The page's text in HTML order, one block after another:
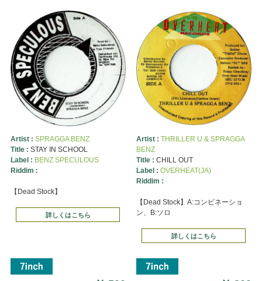
Artist : SPRAGGA BENZ
Title : STAY IN SCHOOL
Label : BENZ SPECULOUS
Riddim :
【Dead Stock】
詳しくはこちら
Artist : THRILLER U & SPRAGGA
BENZ
Title : CHILL OUT
Label : OVERHEAT(JA)
Riddim :
【Dead Stock】A:コンビネーショ
ン、B:ソロ
詳しくはこちら